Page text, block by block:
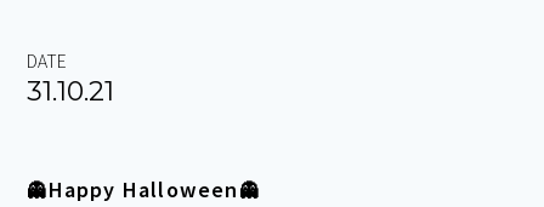
DATE
31.10.21
👻Happy Halloween👻